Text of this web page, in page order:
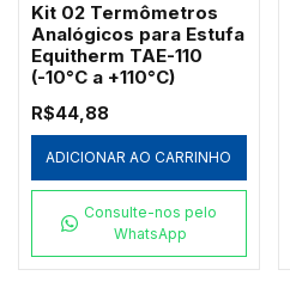
Kit 02 Termômetros
Analógicos para Estufa
Equitherm TAE-110
(-10°C a +110°C)
R$44,88
ADICIONAR AO CARRINHO
Consulte-nos pelo
WhatsApp